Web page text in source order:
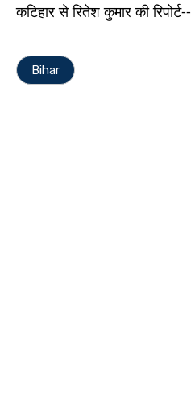
कटिहार से रितेश कुमार की रिपोर्ट--
Bihar